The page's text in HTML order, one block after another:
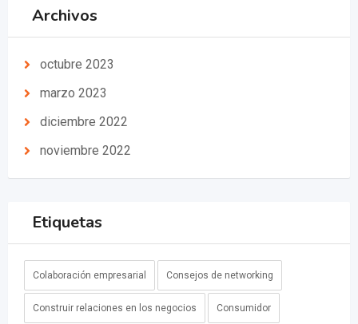
Archivos
octubre 2023
marzo 2023
diciembre 2022
noviembre 2022
Etiquetas
Colaboración empresarial Consejos de networking
Construir relaciones en los negocios Consumidor